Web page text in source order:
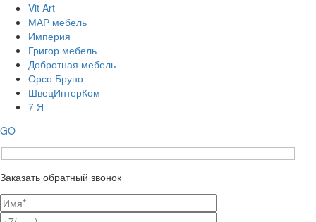
Vit Art
МАР мебель
Империя
Григор мебель
Добротная мебель
Орсо Бруно
ШвецИнтерКом
7 Я
GO
Заказать обратный звонок